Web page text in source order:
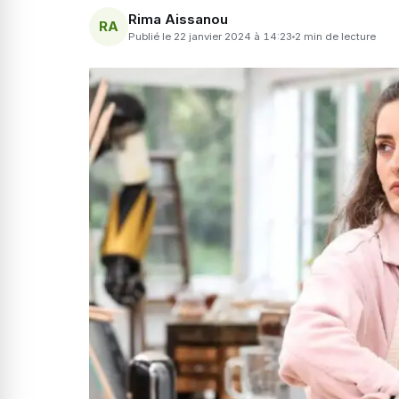
RA Rima Aissanou
Publié le 22 janvier 2024 à 14:23 2 min de lecture